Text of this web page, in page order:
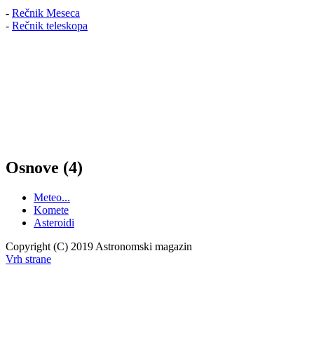
- Rečnik Meseca
- Rečnik teleskopa
Osnove (4)
Meteo...
Komete
Asteroidi
Copyright (C) 2019 Astronomski magazin
Vrh strane